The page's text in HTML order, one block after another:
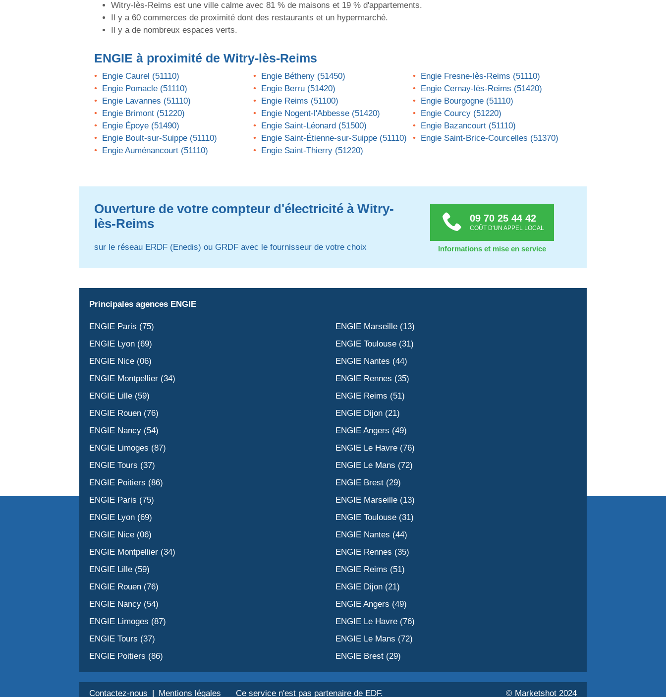
Witry-lès-Reims est une ville calme avec 81 % de maisons et 19 % d'appartements.
Il y a 60 commerces de proximité dont des restaurants et un hypermarché.
Il y a de nombreux espaces verts.
ENGIE à proximité de Witry-lès-Reims
Engie Caurel (51110) Engie Bétheny (51450)
Engie Fresne-lès-Reims (51110)
Engie Pomacle (51110)
Engie Berru (51420)
Engie Cernay-lès-Reims (51420)
Engie Lavannes (51110)
Engie Reims (51100)
Engie Bourgogne (51110)
Engie Brimont (51220)
Engie Nogent-l'Abbesse (51420)
Engie Courcy (51220)
Engie Époye (51490)
Engie Saint-Léonard (51500)
Engie Bazancourt (51110)
Engie Boult-sur-Suippe (51110)
Engie Saint-Étienne-sur-Suippe (51110)
Engie Saint-Brice-Courcelles (51370)
Engie Auménancourt (51110)
Engie Saint-Thierry (51220)
Ouverture de votre compteur d'électricité à Witry-
lès-Reims
sur le réseau ERDF (Enedis) ou GRDF avec le fournisseur de votre choix
09 70 25 44 42
COÛT D'UN APPEL LOCAL
Informations et mise en service
Principales agences ENGIE
ENGIE Paris (75)
ENGIE Marseille (13)
ENGIE Lyon (69)
ENGIE Toulouse (31)
ENGIE Nice (06)
ENGIE Nantes (44)
ENGIE Montpellier (34)
ENGIE Rennes (35)
ENGIE Lille (59)
ENGIE Reims (51)
ENGIE Rouen (76)
ENGIE Dijon (21)
ENGIE Nancy (54)
ENGIE Angers (49)
ENGIE Limoges (87)
ENGIE Le Havre (76)
ENGIE Tours (37)
ENGIE Le Mans (72)
ENGIE Poitiers (86)
ENGIE Brest (29)
ENGIE Paris (75)
ENGIE Marseille (13)
ENGIE Lyon (69)
ENGIE Toulouse (31)
ENGIE Nice (06)
ENGIE Nantes (44)
ENGIE Montpellier (34)
ENGIE Rennes (35)
ENGIE Lille (59)
ENGIE Reims (51)
ENGIE Rouen (76)
ENGIE Dijon (21)
ENGIE Nancy (54)
ENGIE Angers (49)
ENGIE Limoges (87)
ENGIE Le Havre (76)
ENGIE Tours (37)
ENGIE Le Mans (72)
ENGIE Poitiers (86)
ENGIE Brest (29)
Contactez-nous Mentions légales Ce service n'est pas partenaire de EDF. © Marketshot 2024